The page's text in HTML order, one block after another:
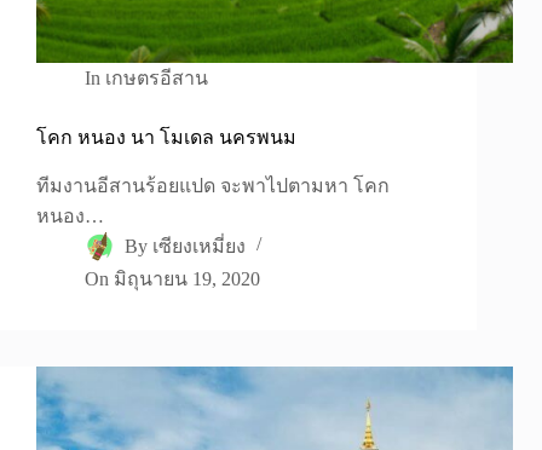
In เกษตรอีสาน
โคก หนอง นา โมเดล นครพนม
ทีมงานอีสานร้อยแปด จะพาไปตามหา โคก
หนอง…
By เซียงเหมี่ยง
On มิถุนายน 19, 2020